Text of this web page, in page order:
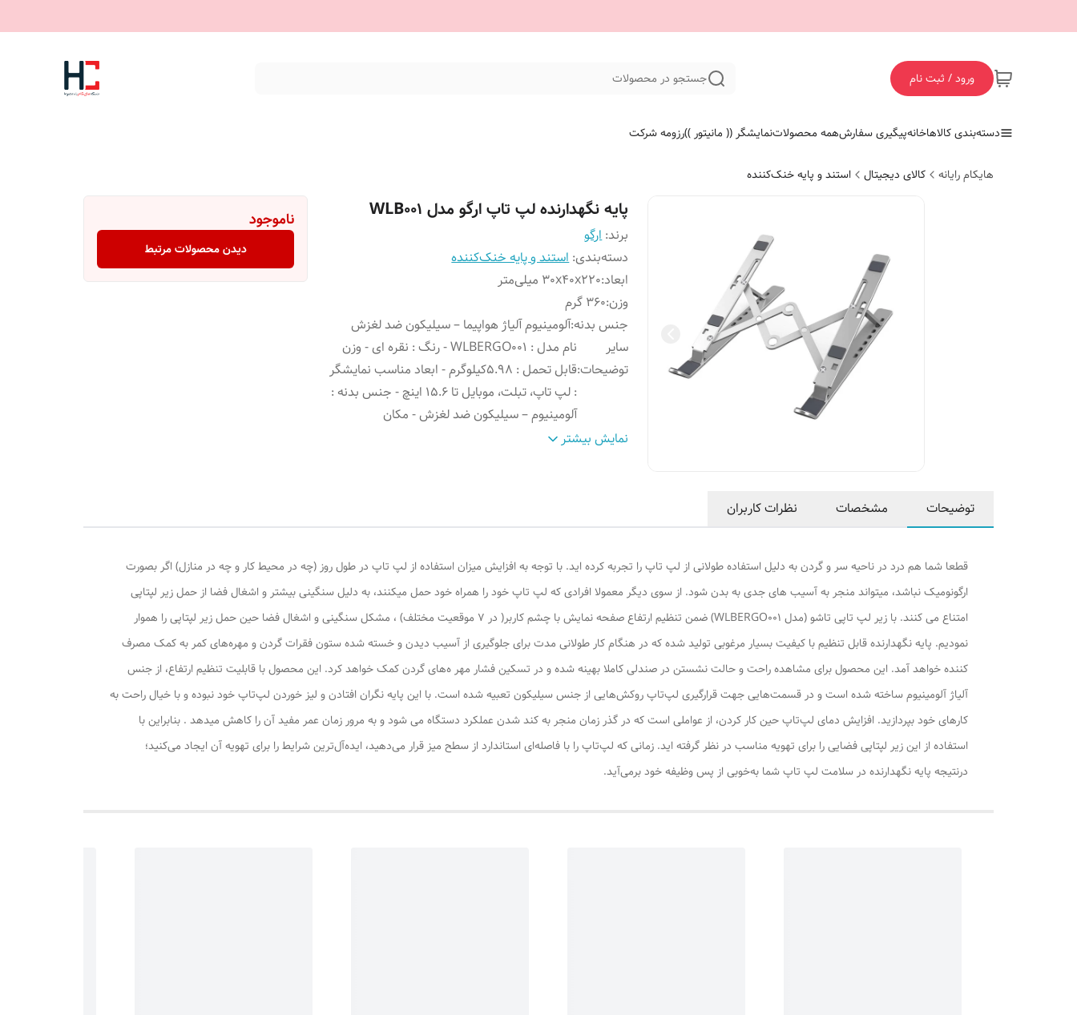
ورود / ثبت نام جستجو در محصولات
دسته‌بندی کالاهاخانهپیگیری سفارشهمه محصولاتنمایشگر (( مانیتور ))رزومه شرکت
هایکام رایانه کالای دیجیتال استند و پایه خنک‌کننده
پایه نگهدارنده لپ تاپ ارگو مدل WLB001
برند:ارگو
دسته‌بندی:استند و پایه خنک‌کننده
ابعاد:30x40x220 میلی‌متر
وزن:360 گرم
جنس بدنه:آلومینیوم آلیاژ هواپیما – سیلیکون ضد لغزش
سایر
توضیحات:
نام مدل : WLBERGO001 - رنگ : نقره ای - وزن
قابل تحمل : 5.98کیلوگرم - ابعاد مناسب نمایشگر
: لپ تاپ، تبلت، موبایل تا 15.6 اینچ - جنس بدنه :
آلومینیوم – سیلیکون ضد لغزش - مکان
رنگ:نقره ای
نمایش بیشتر
ناموجود
دیدن محصولات مرتبط
توضیحات مشخصات نظرات کاربران
قطعا شما هم درد در ناحیه سر و گردن به دلیل استفاده طولانی از لپ تاپ را تجربه کرده اید. با توجه به افزایش میزان استفاده از لپ تاپ در طول روز (چه در محیط کار و چه در منازل) اگر بصورت
ارگونومیک نباشد، میتواند منجر به آسیب های جدی به بدن شود. از سوی دیگر معمولا افرادی که لپ تاپ خود را همراه خود حمل میکنند، به دلیل سنگینی بیشتر و اشغال فضا از حمل زیر لپتاپی
امتناع می کنند. با زیر لپ تاپی تاشو (مدل WLBERGO001) ضمن تنظیم ارتفاع صفحه نمایش با چشم کاربر( در 7 موقعیت مختلف) ، مشکل سنگینی و اشغال فضا حین حمل زیر لپتاپی را هموار
نمودیم. پایه نگهدارنده قابل تنظیم با کیفیت بسیار مرغوبی تولید شده که در هنگام کار طولانی مدت برای جلوگیری از آسیب دیدن و خسته شده ستون فقرات گردن و مهره‌های کمر به کمک مصرف
کننده خواهد آمد. این محصول برای مشاهده راحت و حالت نشستن در صندلی کاملا بهینه شده و در تسکین فشار مهر ه‌های گردن کمک خواهد کرد. این محصول با قابلیت تنظیم ارتفاع، از جنس
آلیاژ آلومینیوم ساخته شده است و در قسمت‌هایی جهت قرارگیری لپ‌تاپ روکش‌هایی از جنس سیلیکون تعبیه شده است. با این پایه نگران افتادن و لیز خوردن لپ‌تاپ خود نبوده و با خیال راحت به
کارهای خود بپردازید. افزایش دمای لپ‌تاپ حین کار کردن، از عواملی است که در گذر زمان منجر به کند شدن عملکرد دستگاه می شود و به مرور زمان عمر مفید آن را کاهش میدهد . بنابراین با
استفاده از این زیر لپتاپی فضایی را برای تهویه مناسب در نظر گرفته اید. زمانی که لپ‌تاپ را با فاصله‌ای استاندارد از سطح میز قرار می‌دهید، ایده‌آل‌تر‌ین شرایط را برای تهویه آن ایجاد می‌کنید؛
درنتیجه پایه نگهدارنده در سلامت لپ تاپ شما به‌خوبی از پس وظیفه خود برمی‌آید.